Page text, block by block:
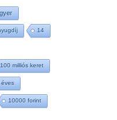
14
100 milliós keret
10000 forint